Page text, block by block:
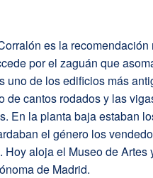
es la recomendación
por el zaguán que
uno de los edificios más
de cantos rodados y las
En la planta baja estaban
el género los
Hoy aloja el Museo de Artes
de Madrid.